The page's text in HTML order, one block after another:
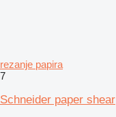
rezanje papira
7
Schneider paper shear